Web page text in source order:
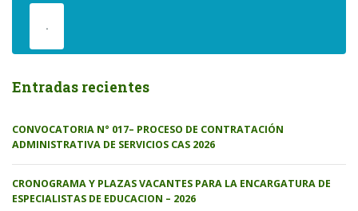
.
Entradas recientes
CONVOCATORIA N° 017– PROCESO DE CONTRATACIÓN
ADMINISTRATIVA DE SERVICIOS CAS 2026
CRONOGRAMA Y PLAZAS VACANTES PARA LA ENCARGATURA DE
ESPECIALISTAS DE EDUCACION – 2026